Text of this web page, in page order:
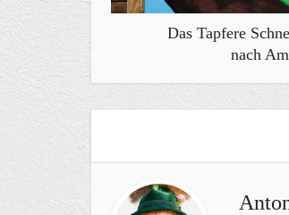
Das Tapfere
nach